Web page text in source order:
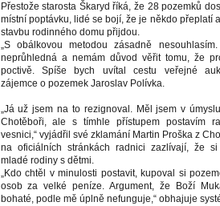
Přestože starosta Škaryd říká, že 28 pozemků
místní poptávku, lidé se bojí, že je někdo přeplatí
stavbu rodinného domu přijdou.
„S obálkovou metodou zásadně
neprůhledná a nemám důvod věřit tomu, že
poctivě. Spíše bych uvítal cestu veřejné
zájemce o pozemek Jaroslav Polívka.
„Já už jsem na to rezignoval. Měl jsem v
Chotěboři, ale s tímhle přístupem postavím
vesnici,“ vyjádřil své zklamání Martin Proška z
na oficiálních stránkách radnici zazlívají, že
mladé rodiny s dětmi.
„Kdo chtěl v minulosti postavit, kupoval si
osob za velké peníze. Argument, že Boží
bohaté, podle mě úplně nefunguje,“ obhajuje